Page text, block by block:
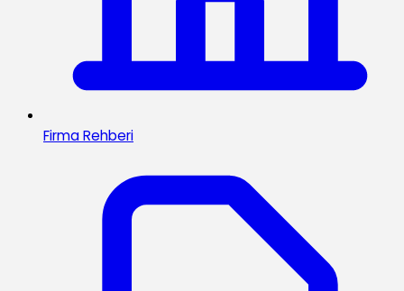
Firma Rehberi